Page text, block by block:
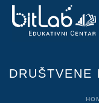
DRUŠTVENE